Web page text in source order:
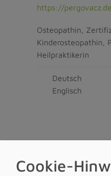
https://
Osteopathin,
Kinderosteopathin,
Heilpraktikerin
Deutsch
Englisch
•5-jähriges
Cookie-